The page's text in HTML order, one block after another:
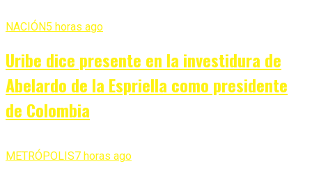
NACIÓN5 horas ago
Uribe dice presente en la investidura de
Abelardo de la Espriella como presidente
de Colombia
METRÓPOLIS7 horas ago